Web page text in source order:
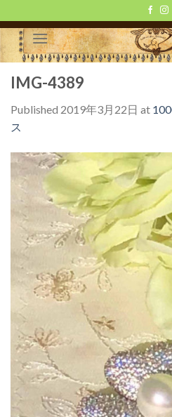
to
content
IMG-4389
Published 2019年3月22日 at
ス